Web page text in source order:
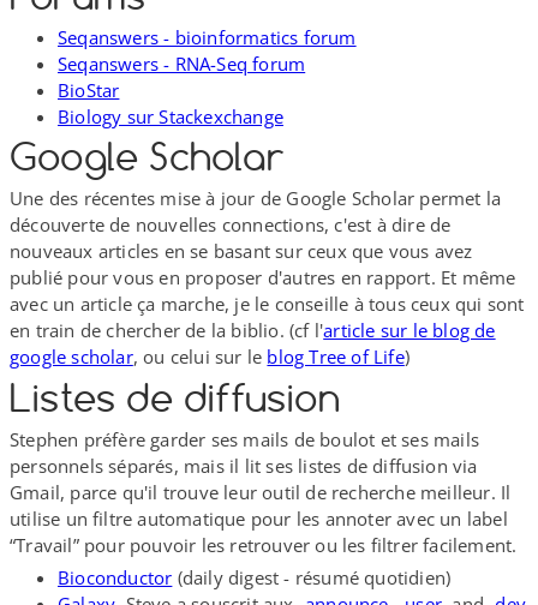
Seqanswers - bioinformatics forum
Seqanswers - RNA-​Seq forum
BioStar
Biology sur Stackexchange
Google Scholar
Une des récentes mise à jour de Google Scholar permet la
découverte de nouvelles connections, c'est à dire de
nouveaux articles en se basant sur ceux que vous avez
publié pour vous en proposer d'autres en rapport. Et même
avec un article ça marche, je le conseille à tous ceux qui sont
en train de chercher de la biblio. (cf l'article sur le blog de
google scholar, ou celui sur le blog Tree of Life)
Listes de diffusion
Stephen préfère garder ses mails de boulot et ses mails
personnels séparés, mais il lit ses listes de diffusion via
Gmail, parce qu'il trouve leur outil de recherche meilleur. Il
utilise un filtre automatique pour les annoter avec un label
“Travail” pour pouvoir les retrouver ou les filtrer facilement.
Bioconductor (daily digest - résumé quotidien)